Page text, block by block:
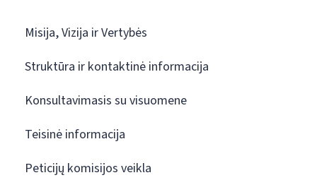
Misija, Vizija ir Vertybės
Struktūra ir kontaktinė informacija
Konsultavimasis su visuomene
Teisinė informacija
Peticijų komisijos veikla